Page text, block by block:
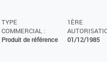
TYPE
COMMERCIAL :
Produit de référence
1ÈRE
01/12/1985